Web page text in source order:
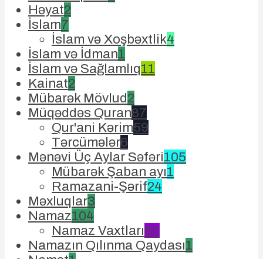
Həyat2
İslam7
İslam və Xoşbəxtlik4
İslam və İdman1
İslam və Sağlamlıq11
Kainat2
Mübarək Mövlud2
Müqəddəs Quran87
Qur'ani Kərim59
Tərcümələr6
Mənəvi Üç Aylar Səfəri105
Mübarək Şaban ayı1
Ramazani-Şərif24
Məxluqlar3
Namaz104
Namaz Vaxtları85
Namazın Qılınma Qaydası1